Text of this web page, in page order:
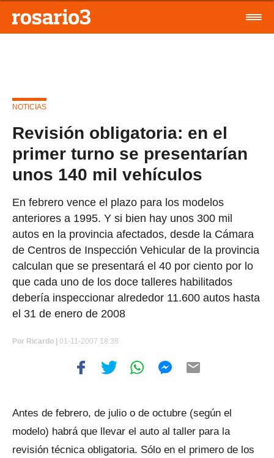
NOTICIAS
Revisión obligatoria: en el
primer turno se presentarían
unos 140 mil vehículos
En febrero vence el plazo para los modelos
anteriores a 1995. Y si bien hay unos 300 mil
autos en la provincia afectados, desde la Cámara
de Centros de Inspección Vehicular de la provincia
calculan que se presentará el 40 por ciento por lo
que cada uno de los doce talleres habilitados
debería inspeccionar alrededor 11.600 autos hasta
el 31 de enero de 2008
Por Ricardo | 01-11-2007 18:38
Antes de febrero, de julio o de octubre (según el
modelo) habrá que llevar el auto al taller para la
revisión técnica obligatoria. Sólo en el primero de los